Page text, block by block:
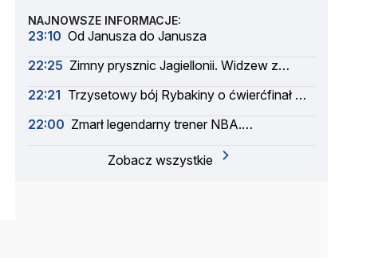
NAJNOWSZE INFORMACJE:
23:10 Od Janusza do Janusza
22:25 Zimny prysznic Jagiellonii. Widzew z
22:21 Trzysetowy bój Rybakiny o ćwierćfinał w
22:00 Zmarł legendarny trener NBA.
Zobacz wszystkie